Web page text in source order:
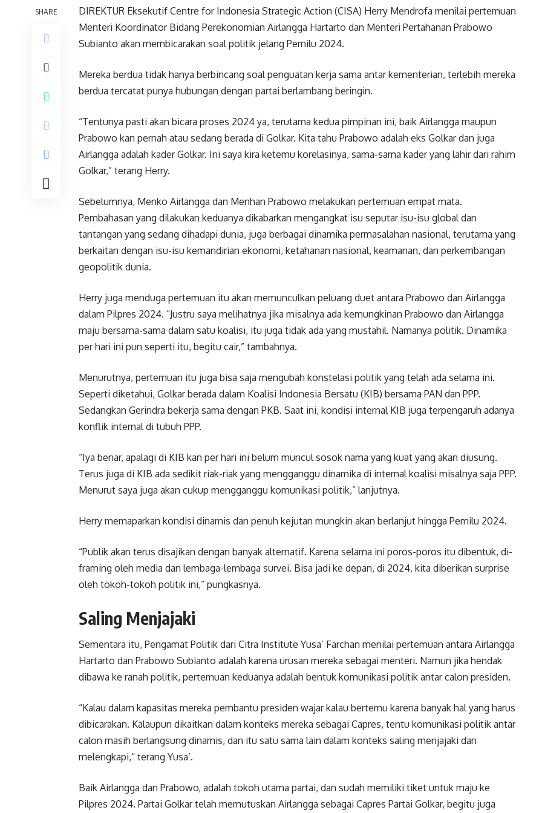
SHARE
DIREKTUR Eksekutif Centre for Indonesia Strategic Action (CISA) Herry Mendrofa menilai pertemuan
Menteri Koordinator Bidang Perekonomian Airlangga Hartarto dan Menteri Pertahanan Prabowo
Subianto akan membicarakan soal politik jelang Pemilu 2024.
Mereka berdua tidak hanya berbincang soal penguatan kerja sama antar kementerian, terlebih mereka
berdua tercatat punya hubungan dengan partai berlambang beringin.
“Tentunya pasti akan bicara proses 2024 ya, terutama kedua pimpinan ini, baik Airlangga maupun
Prabowo kan pernah atau sedang berada di Golkar. Kita tahu Prabowo adalah eks Golkar dan juga
Airlangga adalah kader Golkar. Ini saya kira ketemu korelasinya, sama-sama kader yang lahir dari rahim
Golkar,” terang Herry.
Sebelumnya, Menko Airlangga dan Menhan Prabowo melakukan pertemuan empat mata.
Pembahasan yang dilakukan keduanya dikabarkan mengangkat isu seputar isu-isu global dan
tantangan yang sedang dihadapi dunia, juga berbagai dinamika permasalahan nasional, terutama yang
berkaitan dengan isu-isu kemandirian ekonomi, ketahanan nasional, keamanan, dan perkembangan
geopolitik dunia.
Herry juga menduga pertemuan itu akan memunculkan peluang duet antara Prabowo dan Airlangga
dalam Pilpres 2024. “Justru saya melihatnya jika misalnya ada kemungkinan Prabowo dan Airlangga
maju bersama-sama dalam satu koalisi, itu juga tidak ada yang mustahil. Namanya politik. Dinamika
per hari ini pun seperti itu, begitu cair,” tambahnya.
Menurutnya, pertemuan itu juga bisa saja mengubah konstelasi politik yang telah ada selama ini.
Seperti diketahui, Golkar berada dalam Koalisi Indonesia Bersatu (KIB) bersama PAN dan PPP.
Sedangkan Gerindra bekerja sama dengan PKB. Saat ini, kondisi internal KIB juga terpengaruh adanya
konflik internal di tubuh PPP.
“Iya benar, apalagi di KIB kan per hari ini belum muncul sosok nama yang kuat yang akan diusung.
Terus juga di KIB ada sedikit riak-riak yang mengganggu dinamika di internal koalisi misalnya saja PPP.
Menurut saya juga akan cukup mengganggu komunikasi politik,” lanjutnya.
Herry memaparkan kondisi dinamis dan penuh kejutan mungkin akan berlanjut hingga Pemilu 2024.
“Publik akan terus disajikan dengan banyak alternatif. Karena selama ini poros-poros itu dibentuk, di-
framing oleh media dan lembaga-lembaga survei. Bisa jadi ke depan, di 2024, kita diberikan surprise
oleh tokoh-tokoh politik ini,” pungkasnya.
Saling Menjajaki
Sementara itu, Pengamat Politik dari Citra Institute Yusa’ Farchan menilai pertemuan antara Airlangga
Hartarto dan Prabowo Subianto adalah karena urusan mereka sebagai menteri. Namun jika hendak
dibawa ke ranah politik, pertemuan keduanya adalah bentuk komunikasi politik antar calon presiden.
“Kalau dalam kapasitas mereka pembantu presiden wajar kalau bertemu karena banyak hal yang harus
dibicarakan. Kalaupun dikaitkan dalam konteks mereka sebagai Capres, tentu komunikasi politik antar
calon masih berlangsung dinamis, dan itu satu sama lain dalam konteks saling menjajaki dan
melengkapi,“ terang Yusa’.
Baik Airlangga dan Prabowo, adalah tokoh utama partai, dan sudah memiliki tiket untuk maju ke
Pilpres 2024. Partai Golkar telah memutuskan Airlangga sebagai Capres Partai Golkar, begitu juga